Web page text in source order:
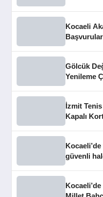
Kocaeli
Gölcük
Yenileme
İzmit
Kapalı
güvenli